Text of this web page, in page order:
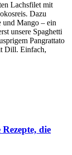
Lachsfilet mit
Dazu
und Mango – ein
unsere Spaghetti
Pangrattato
Dill. Einfach,
die